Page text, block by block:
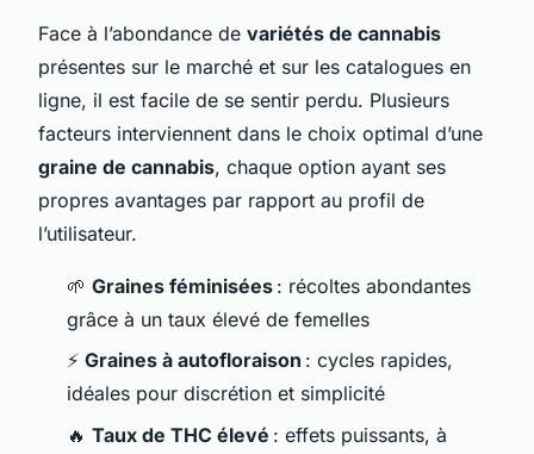
Face à l’abondance de variétés de cannabis
présentes sur le marché et sur les catalogues en
ligne, il est facile de se sentir perdu. Plusieurs
facteurs interviennent dans le choix optimal d’une
graine de cannabis, chaque option ayant ses
propres avantages par rapport au profil de
l’utilisateur.
🌱 Graines féminisées : récoltes abondantes
grâce à un taux élevé de femelles
⚡ Graines à autofloraison : cycles rapides,
idéales pour discrétion et simplicité
🔥 Taux de THC élevé : effets puissants, à